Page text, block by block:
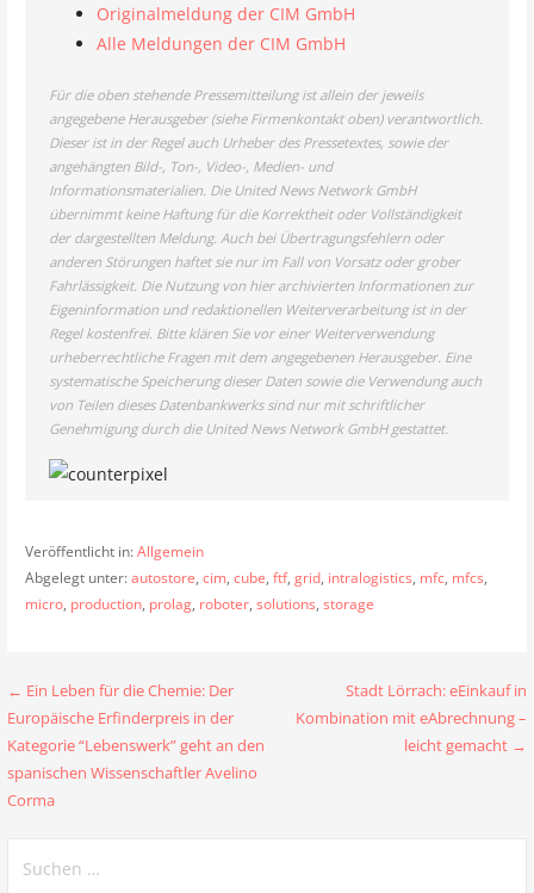
Originalmeldung der CIM GmbH
Alle Meldungen der CIM GmbH
Für die oben stehende Pressemitteilung ist allein der jeweils
angegebene Herausgeber (siehe Firmenkontakt oben) verantwortlich.
Dieser ist in der Regel auch Urheber des Pressetextes, sowie der
angehängten Bild-, Ton-, Video-, Medien- und
Informationsmaterialien. Die United News Network GmbH
übernimmt keine Haftung für die Korrektheit oder Vollständigkeit
der dargestellten Meldung. Auch bei Übertragungsfehlern oder
anderen Störungen haftet sie nur im Fall von Vorsatz oder grober
Fahrlässigkeit. Die Nutzung von hier archivierten Informationen zur
Eigeninformation und redaktionellen Weiterverarbeitung ist in der
Regel kostenfrei. Bitte klären Sie vor einer Weiterverwendung
urheberrechtliche Fragen mit dem angegebenen Herausgeber. Eine
systematische Speicherung dieser Daten sowie die Verwendung auch
von Teilen dieses Datenbankwerks sind nur mit schriftlicher
Genehmigung durch die United News Network GmbH gestattet.
Veröffentlicht in:Allgemein
Abgelegt unter:autostore, cim, cube, ftf, grid, intralogistics, mfc, mfcs,
micro, production, prolag, roboter, solutions, storage
Beitragsnavigation
← Ein Leben für die Chemie: Der
Europäische Erfinderpreis in der
Kategorie “Lebenswerk” geht an den
spanischen Wissenschaftler Avelino
Corma
Stadt Lörrach: eEinkauf in
Kombination mit eAbrechnung –
leicht gemacht →
nach: